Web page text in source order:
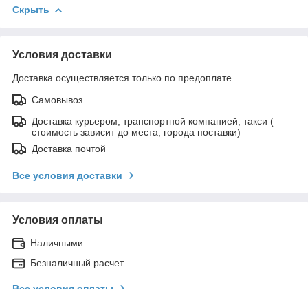
Скрыть
Условия доставки
Доставка осуществляется только по предоплате.
Самовывоз
Доставка курьером, транспортной компанией, такси (
стоимость зависит до места, города поставки)
Доставка почтой
Все условия доставки
Условия оплаты
Наличными
Безналичный расчет